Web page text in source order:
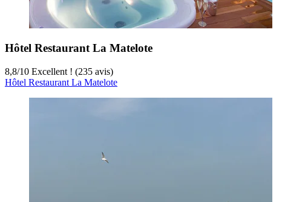
Hôtel Restaurant La Matelote
8,8/10 Excellent ! (235 avis)
Hôtel Restaurant La Matelote